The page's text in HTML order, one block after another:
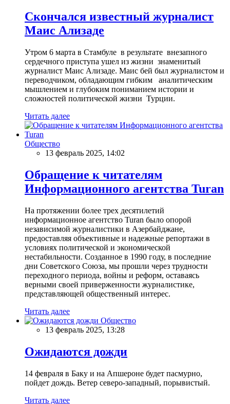
Скончался известный журналист
Маис Ализаде
Утром 6 марта в Стамбуле в результате внезапного
сердечного приступа ушел из жизни знаменитый
журналист Маис Ализаде. Маис бей был журналистом и
переводчиком, обладающим гибким аналитическим
мышлением и глубоким пониманием истории и
сложностей политической жизни Турции.
Читать далее
Общество
13 февраль 2025, 14:02
Обращение к читателям
Информационного агентства Turan
На протяжении более трех десятилетий
информационное агентство Turan было опорой
независимой журналистики в Азербайджане,
предоставляя объективные и надежные репортажи в
условиях политической и экономической
нестабильности. Созданное в 1990 году, в последние
дни Советского Союза, мы прошли через трудности
переходного периода, войны и реформ, оставаясь
верными своей приверженности журналистике,
представляющей общественный интерес.
Читать далее
Общество
13 февраль 2025, 13:28
Ожидаются дожди
14 февраля в Баку и на Апшероне будет пасмурно,
пойдет дождь. Ветер северо-западный, порывистый.
Читать далее